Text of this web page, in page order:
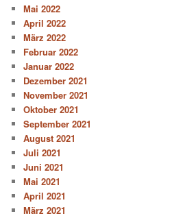
Mai 2022
April 2022
März 2022
Februar 2022
Januar 2022
Dezember 2021
November 2021
Oktober 2021
September 2021
August 2021
Juli 2021
Juni 2021
Mai 2021
April 2021
März 2021